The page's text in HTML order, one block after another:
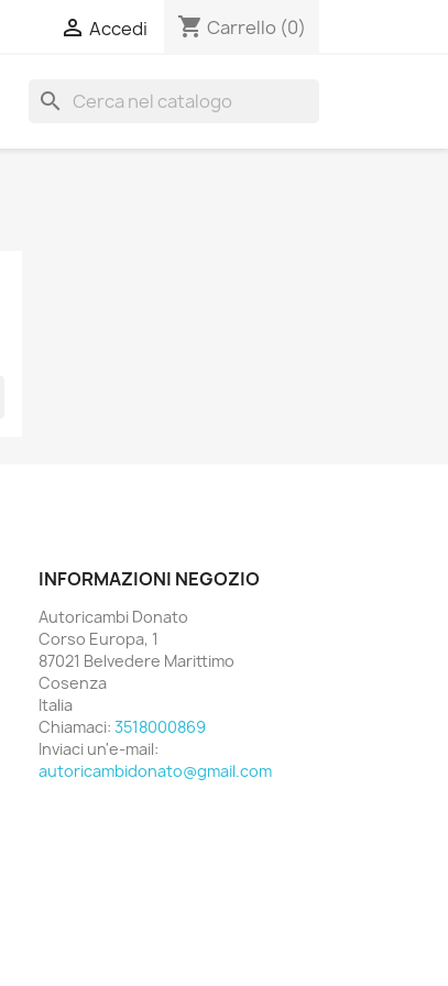
 Accedi shopping_cart Carrello (0)
search
INFORMAZIONI NEGOZIO
Autoricambi Donato
Corso Europa, 1
87021 Belvedere Marittimo
Cosenza
Italia
Chiamaci: 3518000869
Inviaci un'e-mail:
autoricambidonato@gmail.com